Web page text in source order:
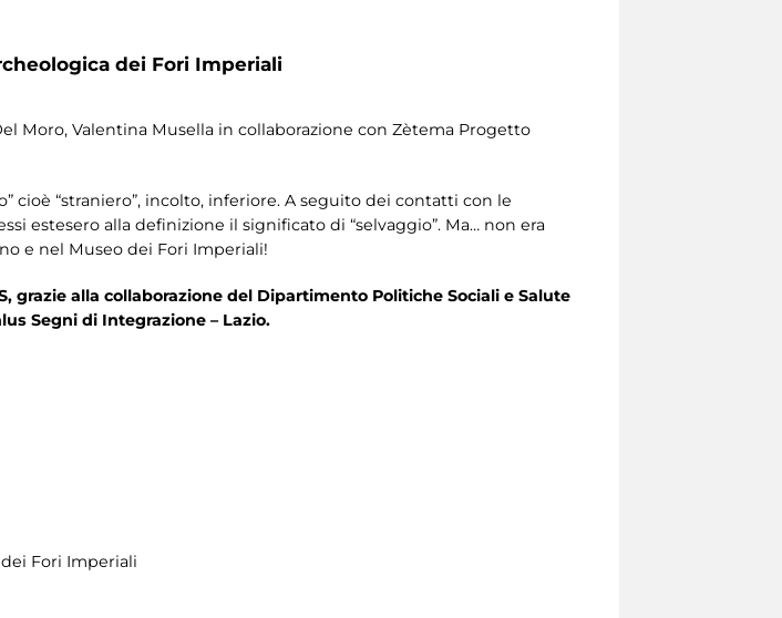
dei Fori Imperiali
Moro, Valentina Musella in collaborazione con Zètema Progetto
cioè “straniero”, incolto, inferiore. A seguito dei contatti con le
estesero alla definizione il significato di “selvaggio”. Ma… non era
e nel Museo dei Fori Imperiali!
grazie alla collaborazione del Dipartimento Politiche Sociali e Salute
Segni di Integrazione – Lazio.
Fori Imperiali